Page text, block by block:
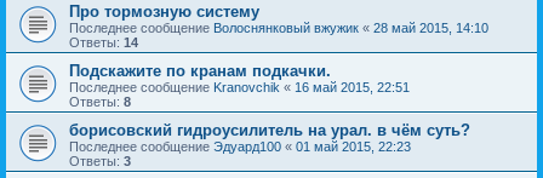
Про тормозную систему
Последнее сообщение Волоснянковый вжужик « 28 май 2015, 14:10
Ответы: 14
Подскажите по кранам подкачки.
Последнее сообщение Kranovchik « 16 май 2015, 22:51
Ответы: 8
борисовский гидроусилитель на урал. в чём суть?
Последнее сообщение Эдуард100 « 01 май 2015, 22:23
Ответы: 3